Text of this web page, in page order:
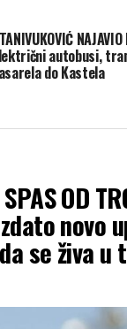
autobusi,
do Kastela
OD
novo
se živa